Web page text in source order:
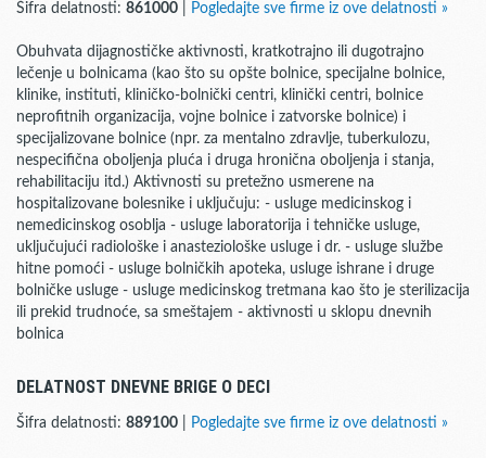
Šifra delatnosti: 861000 Pogledajte sve firme iz ove delatnosti »
Obuhvata dijagnostičke aktivnosti, kratkotrajno ili dugotrajno
lečenje u bolnicama (kao što su opšte bolnice, specijalne bolnice,
klinike, instituti, kliničko-bolnički centri, klinički centri, bolnice
neprofitnih organizacija, vojne bolnice i zatvorske bolnice) i
specijalizovane bolnice (npr. za mentalno zdravlje, tuberkulozu,
nespecifična oboljenja pluća i druga hronična oboljenja i stanja,
rehabilitaciju itd.) Aktivnosti su pretežno usmerene na
hospitalizovane bolesnike i uključuju: - usluge medicinskog i
nemedicinskog osoblja - usluge laboratorija i tehničke usluge,
uključujući radiološke i anasteziološke usluge i dr. - usluge službe
hitne pomoći - usluge bolničkih apoteka, usluge ishrane i druge
bolničke usluge - usluge medicinskog tretmana kao što je sterilizacija
ili prekid trudnoće, sa smeštajem - aktivnosti u sklopu dnevnih
bolnica
DELATNOST DNEVNE BRIGE O DECI
Šifra delatnosti: 889100 Pogledajte sve firme iz ove delatnosti »